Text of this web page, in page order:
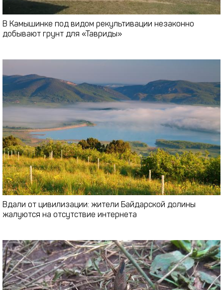
В Камышинке под видом рекультивации незаконно
добывают грунт для «Тавриды»
Вдали от цивилизации: жители Байдарской долины
жалуются на отсутствие интернета